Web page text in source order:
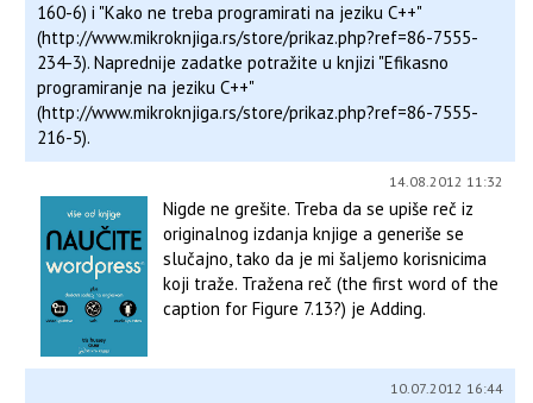
160-6) i "Kako ne treba programirati na jeziku C++"
(http://www.mikroknjiga.rs/store/prikaz.php?ref=86-7555-
234-3). Naprednije zadatke potražite u knjizi "Efikasno
programiranje na jeziku C++"
(http://www.mikroknjiga.rs/store/prikaz.php?ref=86-7555-
216-5).
14.08.2012 11:32
Nigde ne grešite. Treba da se upiše reč iz
originalnog izdanja knjige a generiše se
slučajno, tako da je mi šaljemo korisnicima
koji traže. Tražena reč (the first word of the
caption for Figure 7.13?) je Adding.
10.07.2012 16:44